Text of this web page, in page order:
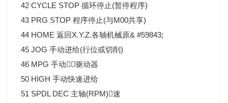
42 CYCLE STOP 循环停止(暂停程序)
43 PRG STOP 程序停止(与M00共享)
44 HOME 返回X.Y.Z.各轴机械原& #59843;
45 JOG 手动进给(行位或切削)
46 MPG 手动驱动器
50 HIGH 手动快速进给
51 SPDL DEC 主轴(RPM)速